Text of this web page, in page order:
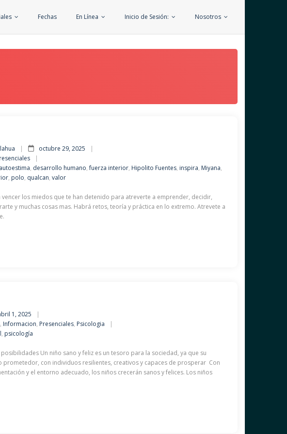
Fechas En Línea Inicio de Sesión: Nosotros
octubre 29, 2025
autoestima, desarrollo humano,fuerza interior, Hipolito Fuentes, inspira, Miyana,
, polo, qualcan,valor
los miedos que te han detenido para atreverte a emprender, decidir,
y muchas cosas mas. Habrá retos, teoría y práctica en lo extremo. Atrevete a
1, 2025
, Informacion, Presenciales, Psicologia
, psicología
Un niño sano y feliz es un tesoro para la sociedad, ya que su
prometedor, con individuos resilientes, creativos y capaces de prosperar Con
y el entorno adecuado, los niños crecerán sanos y felices. Los niños